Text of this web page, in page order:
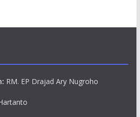
RM. EP Drajad Ary Nugroho